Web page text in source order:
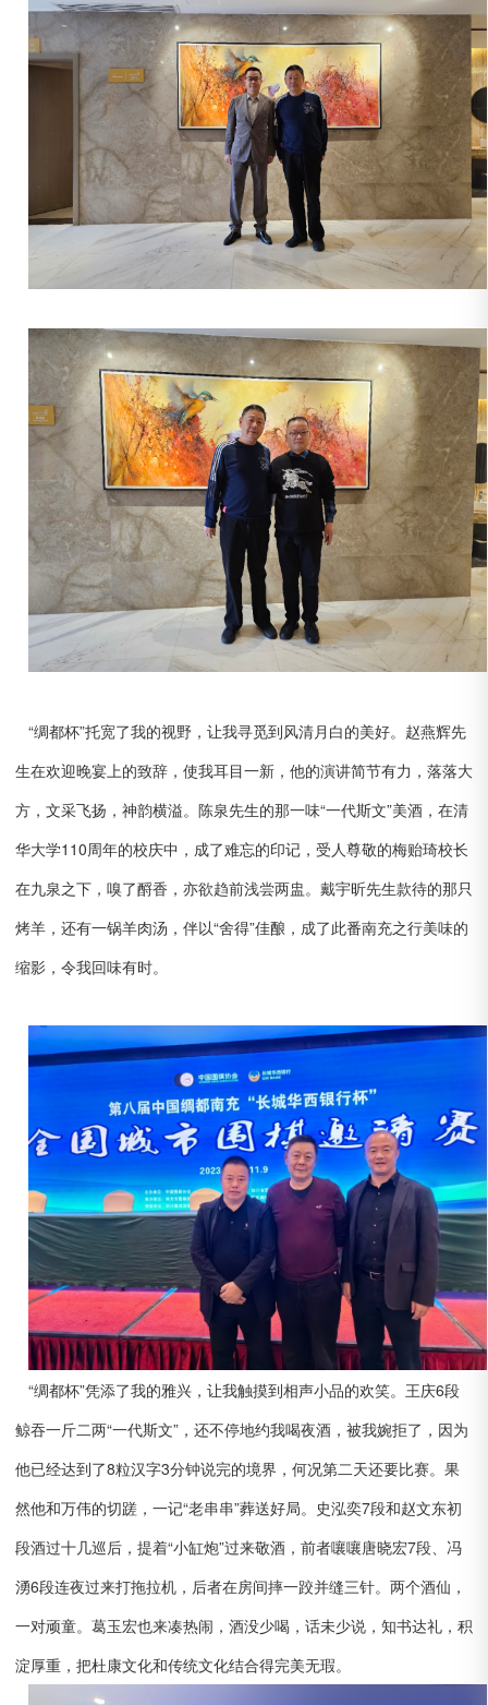
“绸都杯”托宽了我的视野，让我寻觅到风清月白的美好。赵燕辉先
生在欢迎晚宴上的致辞，使我耳目一新，他的演讲简节有力，落落大
方，文采飞扬，神韵横溢。陈泉先生的那一味“一代斯文”美酒，在清
华大学110周年的校庆中，成了难忘的印记，受人尊敬的梅贻琦校长
在九泉之下，嗅了酹香，亦欲趋前浅尝两盅。戴宇昕先生款待的那只
烤羊，还有一锅羊肉汤，伴以“舍得”佳酿，成了此番南充之行美味的
缩影，令我回味有时。
“绸都杯”凭添了我的雅兴，让我触摸到相声小品的欢笑。王庆6段
鲸吞一斤二两“一代斯文”，还不停地约我喝夜酒，被我婉拒了，因为
他已经达到了8粒汉字3分钟说完的境界，何况第二天还要比赛。果
然他和万伟的切蹉，一记“老串串”葬送好局。史泓奕7段和赵文东初
段酒过十几巡后，提着“小缸炮”过来敬酒，前者嚷嚷唐晓宏7段、冯
湧6段连夜过来打拖拉机，后者在房间摔一跤并缝三针。两个酒仙，
一对顽童。葛玉宏也来凑热闹，酒没少喝，话未少说，知书达礼，积
淀厚重，把杜康文化和传统文化结合得完美无瑕。